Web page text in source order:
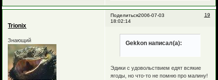
Поделиться 19
2006-07-03
18:02:14
Trionix
Знающий Gekkon написал(а):
Эдики с удовольствием едят всякие
ягоды, но что-то не помню про малину!